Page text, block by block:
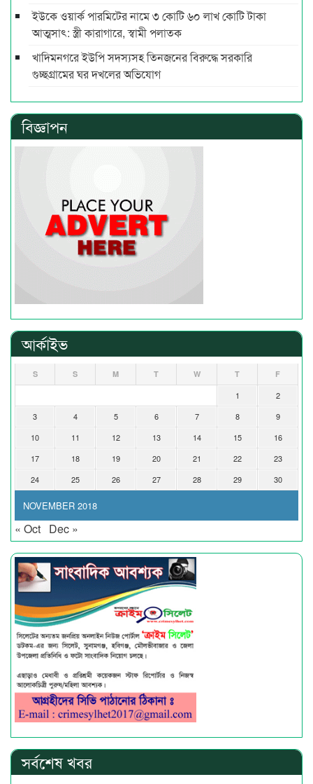
ইউকে ওয়ার্ক পারমিটের নামে ৩ কোটি ৬০ লাখ কোটি টাকা
আত্মসাৎ: স্ত্রী কারাগারে, স্বামী পলাতক
খাদিমনগরে ইউপি সদস্যসহ তিনজনের বিরুদ্ধে সরকারি
গুচ্ছগ্রামের ঘর দখলের অভিযোগ
বিজ্ঞাপন
আর্কাইভ
NOVEMBER 2018
S S M T W T F
1
2
3
4 5 6 7 8
9
10
11 12 13 14 15
16
17
18 19 20 21 22
23
24
25 26 27 28 29 30
« Oct Dec »
সর্বশেষ খবর